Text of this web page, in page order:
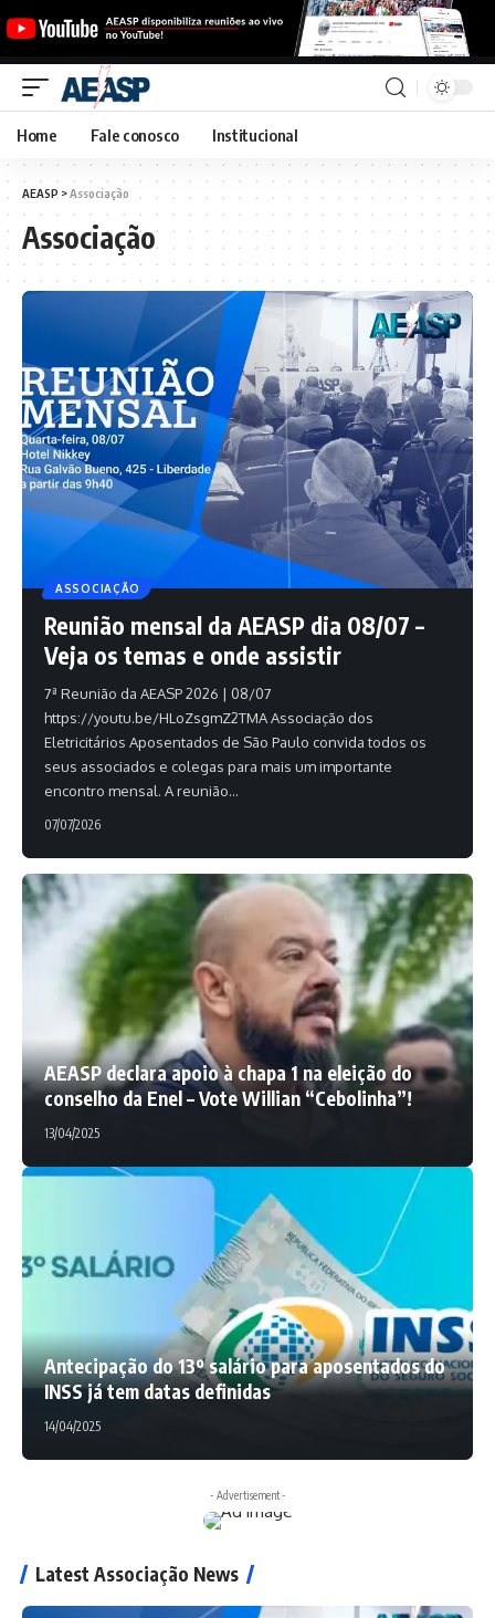
Home Fale conosco Institucional
AEASP >Associação
Associação
ASSOCIAÇÃO
Reunião mensal da AEASP dia 08/07 –
Veja os temas e onde assistir
7ª Reunião da AEASP 2026 | 08/07
https://youtu.be/HLoZsgmZ2TMA Associação dos
Eletricitários Aposentados de São Paulo convida todos os
seus associados e colegas para mais um importante
encontro mensal. A reunião…
07/07/2026
AEASP declara apoio à chapa 1 na eleição do
conselho da Enel – Vote Willian “Cebolinha”!
13/04/2025
Antecipação do 13º salário para aposentados do
INSS já tem datas definidas
14/04/2025
- Advertisement -
Latest Associação News